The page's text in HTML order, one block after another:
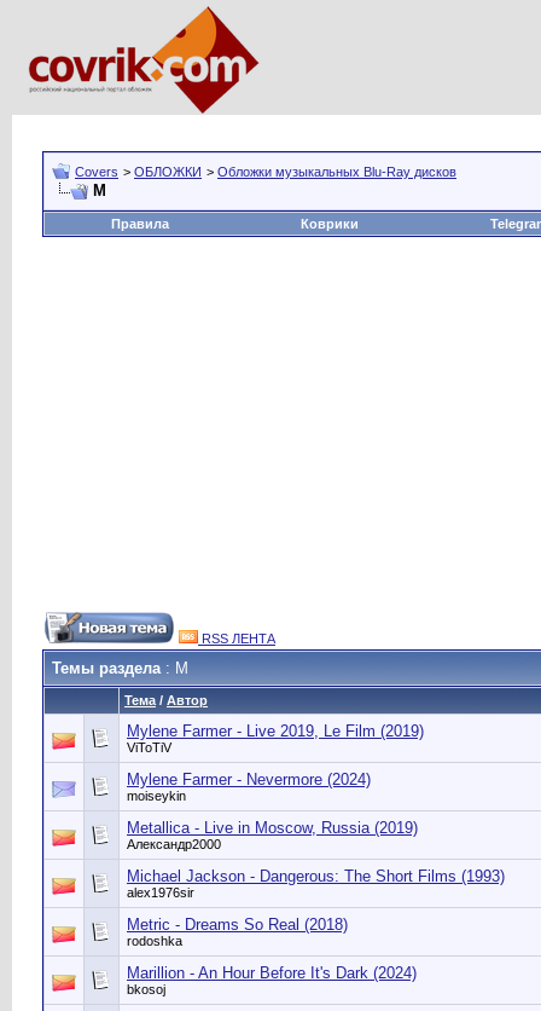
Covers > ОБЛОЖКИ > Обложки музыкальных Blu-Ray дисков
M
Правила Коврики
RSS ЛЕНТА
Темы раздела: M
Тема / Автор
Mylene Farmer - Live 2019, Le Film (2019)
ViToTiV
Mylene Farmer - Nevermore (2024)
moiseykin
Metallica - Live in Moscow, Russia (2019)
Александр2000
Michael Jackson - Dangerous: The Short Films (1993)
alex1976sir
Metric - Dreams So Real (2018)
rodoshka
Marillion - An Hour Before It's Dark (2024)
bkosoj